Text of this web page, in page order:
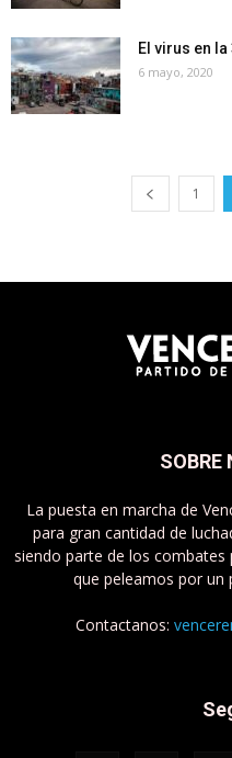
El virus en
6 mayo, 2020
1
SOBRE
La puesta en marcha de
para gran cantidad de
siendo parte de los combates
que peleamos por un
Contactanos: